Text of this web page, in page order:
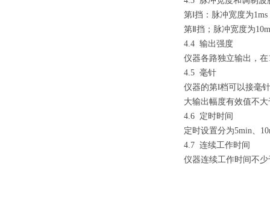
第Ⅰ挡：脉冲宽度为1ms
第Ⅱ挡；脉冲宽度为
4.4 输出强度
仪器各路独立输出，在
4.5 毫针
仪器的第Ⅰ档可以接毫
大输出幅度有效值不大
4.6 定时时间
定时设置分为5min、
4.7 连续工作时间
仪器连续工作时间不少